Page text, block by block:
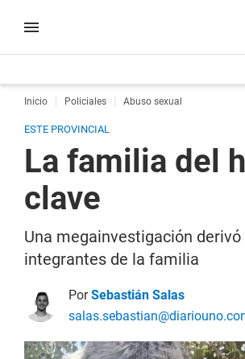
Inicio Policiales Abuso sexual
ESTE PROVINCIAL
La familia del
clave
Una megainvestigación
integrantes de la familia
PorSebastián Salas